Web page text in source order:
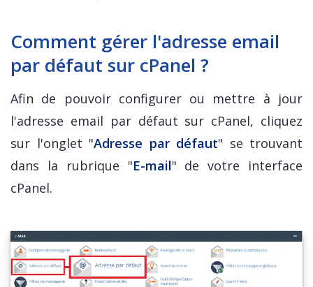
Comment gérer l'adresse email
par défaut sur cPanel ?
Afin de pouvoir configurer ou mettre à jour
l'adresse email par défaut sur cPanel, cliquez
sur l'onglet "Adresse par défaut" se trouvant
dans la rubrique "E-mail" de votre interface
cPanel.